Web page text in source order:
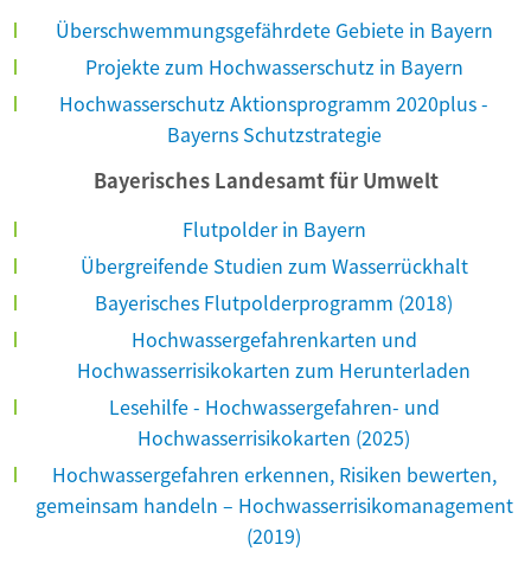
Überschwemmungsgefährdete Gebiete in Bayern
Projekte zum Hochwasserschutz in Bayern
Hochwasserschutz Aktionsprogramm 2020plus -
Bayerns Schutzstrategie
Bayerisches Landesamt für Umwelt
Flutpolder in Bayern
Übergreifende Studien zum Wasserrückhalt
Bayerisches Flutpolderprogramm (2018)
Hochwassergefahrenkarten und
Hochwasserrisikokarten zum Herunterladen
Lesehilfe - Hochwassergefahren- und
Hochwasserrisikokarten (2025)
Hochwassergefahren erkennen, Risiken bewerten,
gemeinsam handeln – Hochwasserrisikomanagement
(2019)